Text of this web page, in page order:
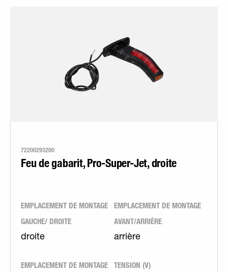
72200293200
Feu de gabarit, Pro-Super-Jet, droite
EMPLACEMENT DE MONTAGE
GAUCHE/ DROITE
droite
EMPLACEMENT DE MONTAGE
AVANT/ARRIÈRE
arrière
EMPLACEMENT DE MONTAGE
TENSION (V)